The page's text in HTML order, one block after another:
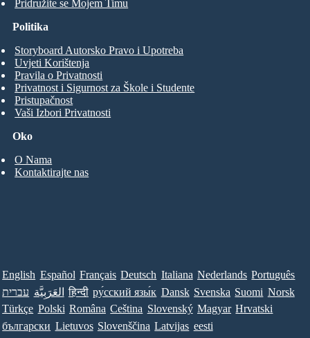
Pridružite se Mojem Timu
Oko
O Nama
Kontaktirajte nas
Politika
Storyboard Autorsko Pravo i Upotreba
Uvjeti Korištenja
Pravila o Privatnosti
Privatnost i Sigurnost za Škole i Studente
Pristupačnost
Vaši Izbori Privatnosti
English Español Français Deutsch Italiana Nederlands Português
עברית العَرَبِيَّة हिन्दी ру́сский язы́к Dansk Svenska Suomi Norsk
Türkçe Polski Româna Ceština Slovenský Magyar Hrvatski
български Lietuvos Slovenščina Latvijas eesti